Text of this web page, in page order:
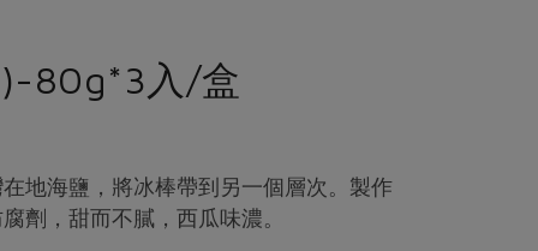
80g*3入/盒
地海鹽，將冰棒帶到另一個層次。製作
劑，甜而不膩，西瓜味濃。